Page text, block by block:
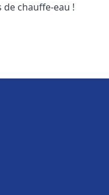
chauffe-eau !